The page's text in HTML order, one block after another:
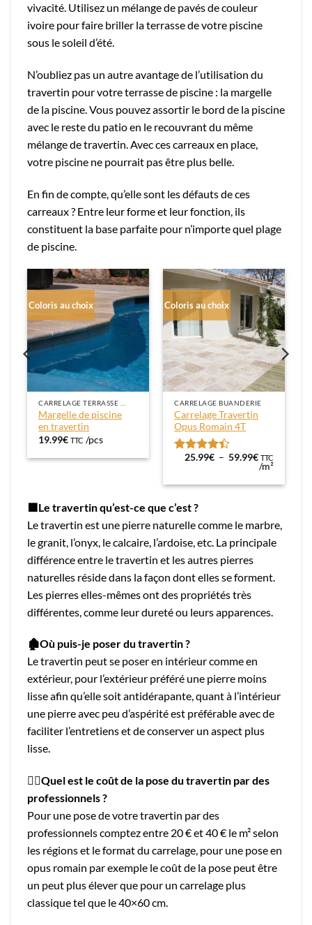
vivacité. Utilisez un mélange de pavés de couleur
ivoire pour faire briller la terrasse de votre piscine
sous le soleil d’été.
N’oubliez pas un autre avantage de l’utilisation du
travertin pour votre terrasse de piscine : la margelle
de la piscine. Vous pouvez assortir le bord de la piscine
avec le reste du patio en le recouvrant du même
mélange de travertin. Avec ces carreaux en place,
votre piscine ne pourrait pas être plus belle.
En fin de compte, qu’elle sont les défauts de ces
carreaux ? Entre leur forme et leur fonction, ils
constituent la base parfaite pour n’importe quel plage
de piscine.
Coloris au choix
CARRELAGE TERRASSE EXTÉRIEUR
Margelle de piscine
en travertin
19.99€ TTC /pcs
Coloris au choix
CARRELAGE BUANDERIE
Carrelage Travertin
Opus Romain 4T
Note4.38
25.99€ – 59.99€Plage
de
25.99€
TTC
/m²
🟫Le travertin qu’est-ce que c’est ?
Le travertin est une pierre naturelle comme le marbre,
le granit, l’onyx, le calcaire, l’ardoise, etc. La principale
différence entre le travertin et les autres pierres
naturelles réside dans la façon dont elles se forment.
Les pierres elles-mêmes ont des propriétés très
différentes, comme leur dureté ou leurs apparences.
🏚Où puis-je poser du travertin ?
Le travertin peut se poser en intérieur comme en
extérieur, pour l’extérieur préféré une pierre moins
lisse afin qu’elle soit antidérapante, quant à l’intérieur
une pierre avec peu d’aspérité est préférable avec de
faciliter l’entretiens et de conserver un aspect plus
lisse.
👷‍♂️Quel est le coût de la pose du travertin par des
professionnels ?
Pour une pose de votre travertin par des
professionnels comptez entre 20 € et 40 € le m² selon
les régions et le format du carrelage, pour une pose en
opus romain par exemple le coût de la pose peut être
un peut plus élever que pour un carrelage plus
classique tel que le 40×60 cm.